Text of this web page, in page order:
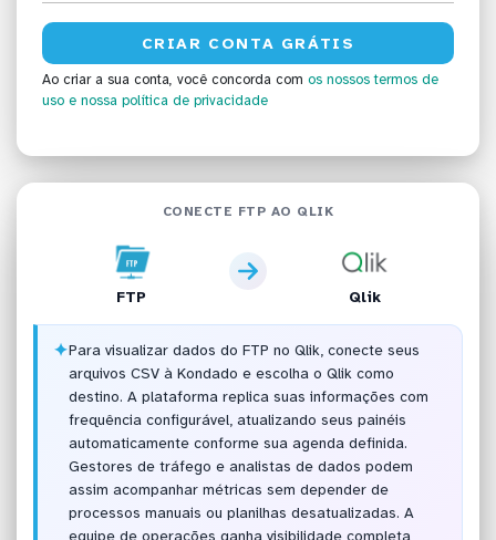
Ao criar a sua conta, você concorda com os nossos termos de
uso e nossa política de privacidade
CONECTE FTP AO QLIK
FTP Qlik
✦Para visualizar dados do FTP no Qlik, conecte seus
arquivos CSV à Kondado e escolha o Qlik como
destino. A plataforma replica suas informações com
frequência configurável, atualizando seus painéis
automaticamente conforme sua agenda definida.
Gestores de tráfego e analistas de dados podem
assim acompanhar métricas sem depender de
processos manuais ou planilhas desatualizadas. A